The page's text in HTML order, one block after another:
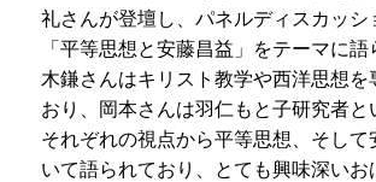
礼さんが登壇し、パネルディスカッシ
「平等思想と安藤昌益」をテーマに語
木鎌さんはキリスト教学や西洋思想を
おり、岡本さんは羽仁もと子研究者と
それぞれの視点から平等思想、そして
いて語られており、とても興味深いお